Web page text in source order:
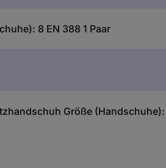
8 EN 388 1 Paar
Größe (Handschuhe):